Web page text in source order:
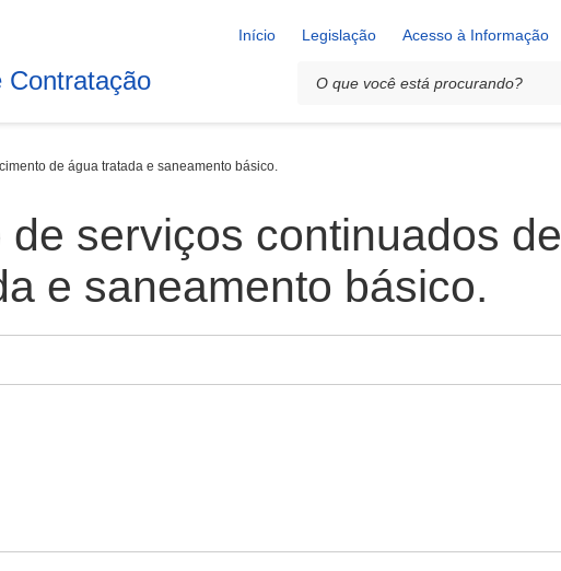
Início Legislação Acesso à Informação
Contratação
de água tratada e saneamento básico.
serviços continuados de
e saneamento básico.